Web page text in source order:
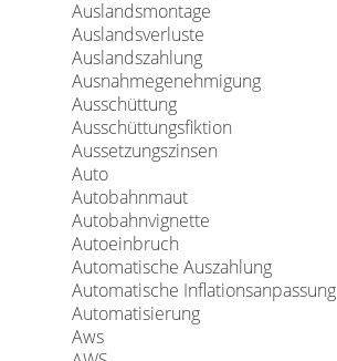
Auslandsmontage
Auslandsverluste
Auslandszahlung
Ausnahmegenehmigung
Ausschüttung
Ausschüttungsfiktion
Aussetzungszinsen
Auto
Autobahnmaut
Autobahnvignette
Autoeinbruch
Automatische Auszahlung
Automatische Inflationsanpassung
Automatisierung
Aws